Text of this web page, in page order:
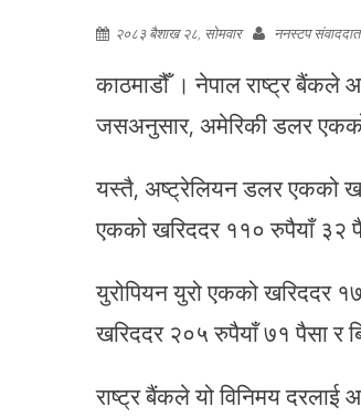
२०८३ बैशाख २८, सोमवार ननस्टप
काठमाडौँ । नेपाल राष्ट्र बैंकले
जसअनुसार, अमेरिकी डलर
यस्तै, अष्ट्रेलियन डलर एकको
एकको खरिददर ११० रुपैयाँ ३२
युरोपियन युरो एकको खरिददर
खरिददर २०५ रुपैयाँ ७१ पैसा र
राष्ट्र बैंकले यो विनिमय